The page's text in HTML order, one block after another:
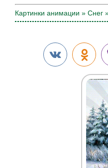
Картинки анимации » Снег